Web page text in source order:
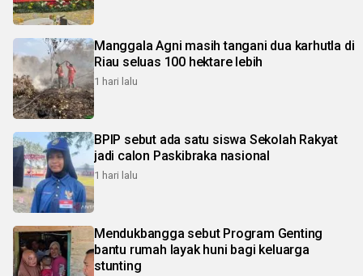
Manggala Agni masih tangani dua karhutla di
Riau seluas 100 hektare lebih
1 hari lalu
BPIP sebut ada satu siswa Sekolah Rakyat
jadi calon Paskibraka nasional
1 hari lalu
Mendukbangga sebut Program Genting
bantu rumah layak huni bagi keluarga
stunting